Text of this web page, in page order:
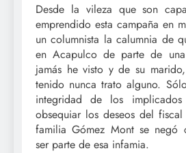
Desde la vileza que son
emprendido esta campaña en
un columnista la calumnia de
en Acapulco de parte de
jamás he visto y de su
tenido nunca trato alguno.
integridad de los
obsequiar los deseos del
familia Gómez Mont se negó
ser parte de esa infamia.